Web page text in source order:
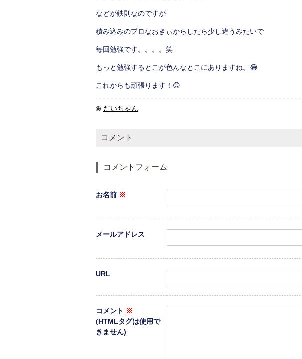
などが鉄則なのですが
積み込みのプロなおきぃからしたら少し違うみたいで
毎回勉強です。。。。笑
もっと勉強するとこが色んなとこにありますね。😂
これからも頑張ります！😊
だいちゃん
コメント
コメントフォーム
お名前 ※
メールアドレス
URL
コメント ※
(HTMLタグは使用で
きません)